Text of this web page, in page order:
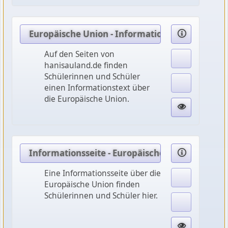
Europäische Union - Informationstext
Auf den Seiten von
hanisauland.de finden
Schülerinnen und Schüler
einen Informationstext über
die Europäische Union.
Informationsseite - Europäische Union
Eine Informationsseite über die
Europäische Union finden
Schülerinnen und Schüler hier.